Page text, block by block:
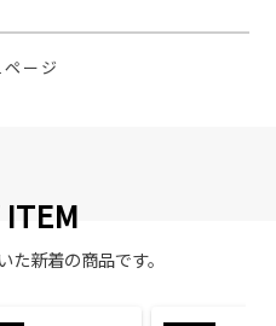
ージ
ITEM
た新着の商品です。